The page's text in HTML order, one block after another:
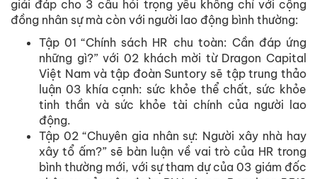
giải đáp cho 3 câu hỏi trọng yếu không chỉ với cộng
đồng nhân sự mà còn với người lao động bình thường:
Tập 01 “Chính sách HR chu toàn: Cần đáp ứng
những gì?” với 02 khách mời từ Dragon Capital
Việt Nam và tập đoàn Suntory sẽ tập trung thảo
luận 03 khía cạnh: sức khỏe thể chất, sức khỏe
tinh thần và sức khỏe tài chính của người lao
động.
Tập 02 “Chuyên gia nhân sự: Người xây nhà hay
xây tổ ấm?” sẽ bàn luận về vai trò của HR trong
bình thường mới, với sự tham dự của 03 giám đốc